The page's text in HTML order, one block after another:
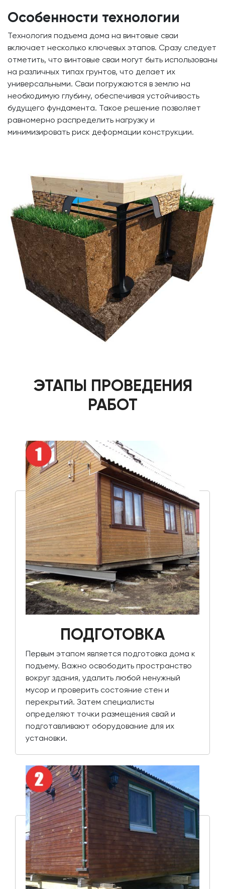
Особенности технологии
Технология подъема дома на винтовые сваи
включает несколько ключевых этапов. Сразу следует
отметить, что винтовые сваи могут быть использованы
на различных типах грунтов, что делает их
универсальными. Сваи погружаются в землю на
необходимую глубину, обеспечивая устойчивость
будущего фундамента. Такое решение позволяет
равномерно распределить нагрузку и
минимизировать риск деформации конструкции.
ЭТАПЫ ПРОВЕДЕНИЯ
РАБОТ
ПОДГОТОВКА
Первым этапом является подготовка дома к
подъему. Важно освободить пространство
вокруг здания, удалить любой ненужный
мусор и проверить состояние стен и
перекрытий. Затем специалисты
определяют точки размещения свай и
подготавливают оборудование для их
установки.